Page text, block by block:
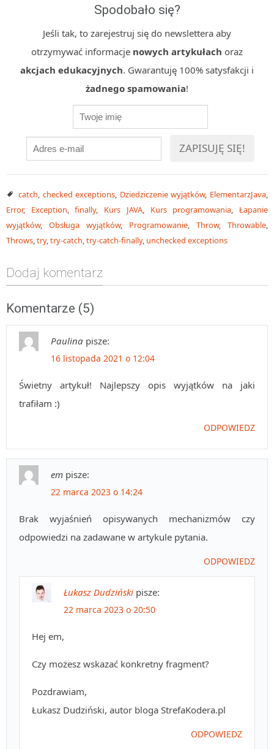
Spodobało się?
Jeśli tak, to zarejestruj się do newslettera aby
otrzymywać informacje nowych artykułach oraz
akcjach edukacyjnych. Gwarantuję 100% satysfakcji i
żadnego spamowania!
catch, checked exceptions, Dziedziczenie wyjątków, ElementarzJava,
Error, Exception,finally, Kurs JAVA, Kurs programowania,Łapanie
wyjątków, Obsługa wyjątków, Programowanie, Throw, Throwable,
Throws,try,try-catch,try-catch-finally, unchecked exceptions
Dodaj komentarz
Komentarze (5)
Paulina pisze:
16 listopada 2021 o 12:04
Świetny artykuł! Najlepszy opis wyjątków na jaki
trafiłam :)
ODPOWIEDZ
em pisze:
22 marca 2023 o 14:24
Brak wyjaśnień opisywanych mechanizmów czy
odpowiedzi na zadawane w artykule pytania.
ODPOWIEDZ
Łukasz Dudziński pisze:
22 marca 2023 o 20:50
Hej em,
Czy możesz wskazać konkretny fragment?
Pozdrawiam,
Łukasz Dudziński, autor bloga StrefaKodera.pl
ODPOWIEDZ